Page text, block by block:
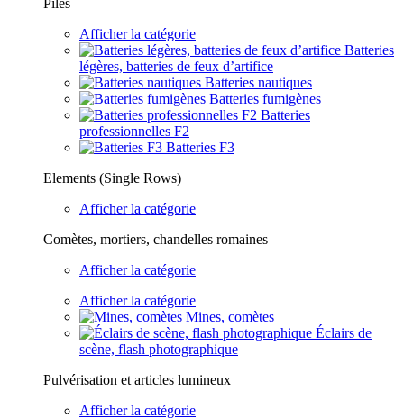
Piles
Afficher la catégorie
Batteries
légères, batteries de feux d’artifice
Batteries nautiques
Batteries fumigènes
Batteries
professionnelles F2
Batteries F3
Elements (Single Rows)
Afficher la catégorie
Comètes, mortiers, chandelles romaines
Afficher la catégorie
Afficher la catégorie
Mines, comètes
Éclairs de
scène, flash photographique
Pulvérisation et articles lumineux
Afficher la catégorie